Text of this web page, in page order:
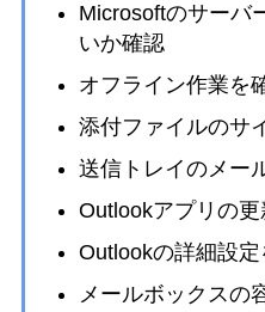
Microsoftのサーバ
いか確認
オフライン作業を
添付ファイルのサ
送信トレイのメー
Outlookアプリの更
Outlookの詳細設
メールボックスの